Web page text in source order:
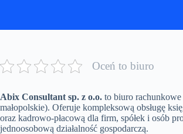
Oceń to biuro
Abix Consultant sp. z o.o. to biuro
małopolskie). Oferuje kompleksową obsługę
oraz kadrowo-płacową dla firm, spółek i osób
jednoosobową działalność gospodarczą.